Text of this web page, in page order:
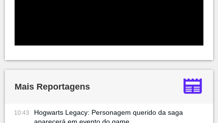
Mais Reportagens
10:43
Hogwarts Legacy: Personagem querido da saga